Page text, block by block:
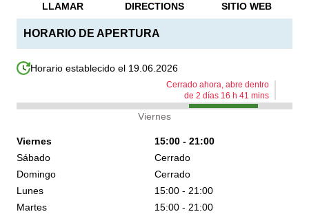
HORARIO DE APERTURA
Horario establecido el 19.06.2026
Cerrado ahora, abre dentro
de 2 días 16 h 41 mins
Viernes
Viernes
15:00 - 21:00
Sábado
Cerrado
Domingo
Cerrado
Lunes
15:00 - 21:00
Martes
15:00 - 21:00
LLAMAR DIRECTIONS SITIO WEB